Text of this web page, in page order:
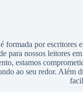
formada por escritores
para nossos leitores
estamos
ao seu redor. Além